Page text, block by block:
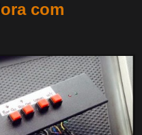
com